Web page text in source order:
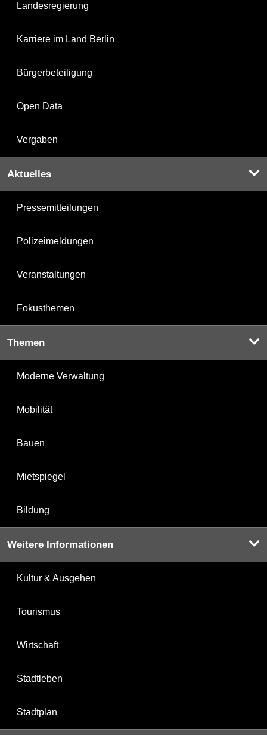
Landesregierung
Karriere im Land Berlin
Bürgerbeteiligung
Open Data
Vergaben
Aktuelles
Pressemitteilungen
Polizeimeldungen
Veranstaltungen
Fokusthemen
Themen
Moderne Verwaltung
Mobilität
Bauen
Mietspiegel
Bildung
Weitere Informationen
Kultur & Ausgehen
Tourismus
Wirtschaft
Stadtleben
Stadtplan